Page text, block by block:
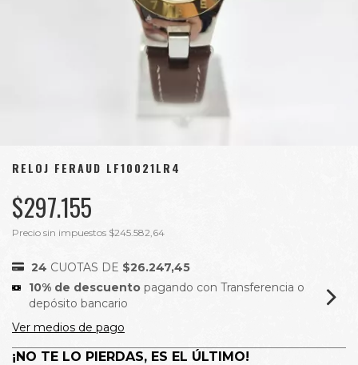
RELOJ FERAUD LF10021LR4
$297.155
Precio sin impuestos $245.582,64
24 CUOTAS DE $26.247,45
10% de descuento pagando con Transferencia o
depósito bancario
Ver medios de pago
¡NO TE LO PIERDAS, ES EL ÚLTIMO!